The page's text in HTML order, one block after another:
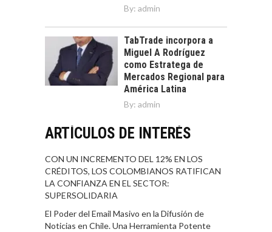
By: admin
TabTrade incorpora a
Miguel A Rodríguez
como Estratega de
Mercados Regional para
América Latina
By: admin
ARTÍCULOS DE INTERÉS
CON UN INCREMENTO DEL 12% EN LOS
CRÉDITOS, LOS COLOMBIANOS RATIFICAN
LA CONFIANZA EN EL SECTOR:
SUPERSOLIDARIA
El Poder del Email Masivo en la Difusión de
Noticias en Chile. Una Herramienta Potente